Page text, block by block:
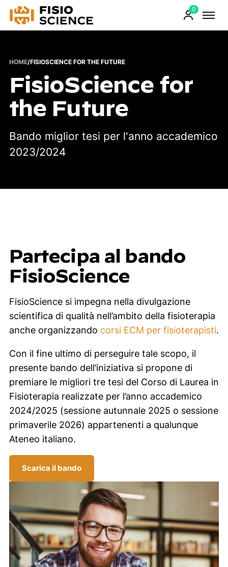
0
Prodotti
HOME/FISIOSCIENCE FOR THE FUTURE
FisioScience for
the Future
Bando miglior tesi per l'anno accademico
2023/2024
Partecipa al bando
FisioScience
FisioScience si impegna nella divulgazione
scientifica di qualità nell’ambito della fisioterapia
anche organizzando corsi ECM per fisioterapisti.
Con il fine ultimo di perseguire tale scopo, il
presente bando dell’iniziativa si propone di
premiare le migliori tre tesi del Corso di Laurea in
Fisioterapia realizzate per l’anno accademico
2024/2025 (sessione autunnale 2025 o sessione
primaverile 2026) appartenenti a qualunque
Ateneo italiano.
Scarica il bando